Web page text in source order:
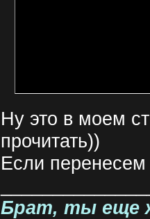
Ну это в моем
прочитать))
Если
Брат, ты еще